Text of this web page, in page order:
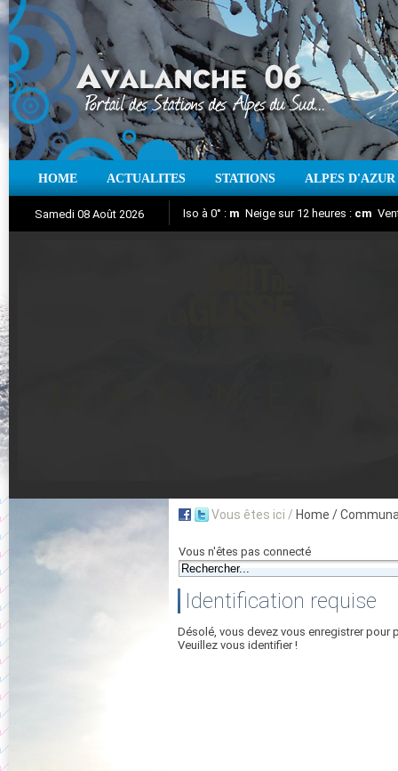
HOME ACTUALITES STATIONS ALPES D'AZUR
Samedi 08 Août 2026 Iso à 0° : m Neige sur 12 heures : cm
Vous êtes ici / Home /
Vous n'êtes pas connecté
Identification requise
Désolé, vous devez vous enregistrer pour
Veuillez vous identifier !